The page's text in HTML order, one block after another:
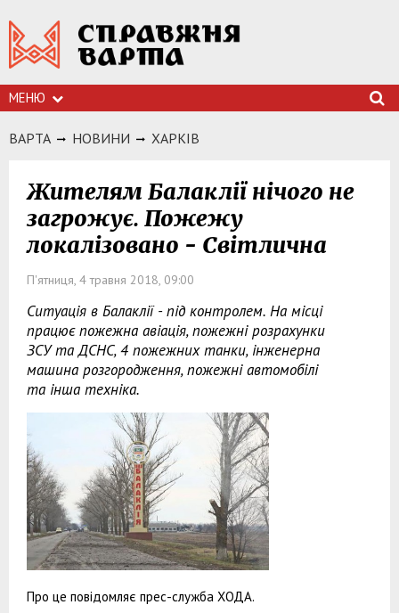
МЕНЮ
ВАРТА НОВИНИ ХАРКIВ
Жителям Балаклії нічого не
загрожує. Пожежу
локалізовано - Світлична
П'ятниця, 4 травня 2018, 09:00
Ситуація в Балаклії - під контролем. На місці
працює пожежна авіація, пожежні розрахунки
ЗСУ та ДСНС, 4 пожежних танки, інженерна
машина розгородження, пожежні автомобілі
та інша техніка.
Про це повідомляє прес-служба ХОДА.